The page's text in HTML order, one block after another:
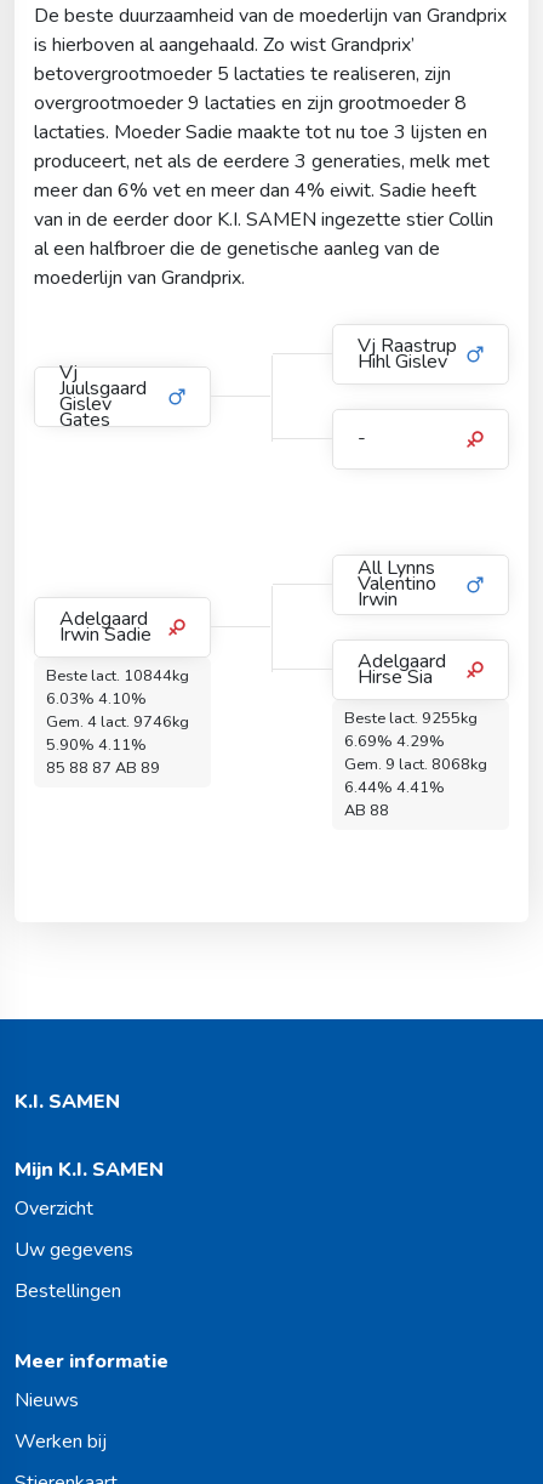
De beste duurzaamheid van de moederlijn van Grandprix
is hierboven al aangehaald. Zo wist Grandprix’
betovergrootmoeder 5 lactaties te realiseren, zijn
overgrootmoeder 9 lactaties en zijn grootmoeder 8
lactaties. Moeder Sadie maakte tot nu toe 3 lijsten en
produceert, net als de eerdere 3 generaties, melk met
meer dan 6% vet en meer dan 4% eiwit. Sadie heeft
van in de eerder door K.I. SAMEN ingezette stier Collin
al een halfbroer die de genetische aanleg van de
moederlijn van Grandprix.
Vj
Juulsgaard
Gislev
Gates
Vj Raastrup
Hihl Gislev
-
Adelgaard
Irwin Sadie
Beste lact. 10844kg
6.03% 4.10%
Gem. 4 lact. 9746kg
5.90% 4.11%
85 88 87 AB 89
All Lynns
Valentino
Irwin
Adelgaard
Hirse Sia
Beste lact. 9255kg
6.69% 4.29%
Gem. 9 lact. 8068kg
6.44% 4.41%
AB 88
K.I. SAMEN
Mijn K.I. SAMEN
Overzicht
Uw gegevens
Bestellingen
Meer informatie
Nieuws
Werken bij